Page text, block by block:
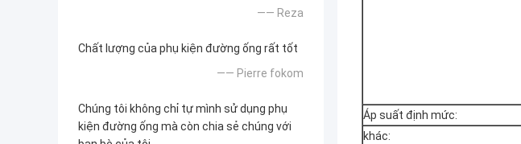
—— Reza
Chất lượng của phụ kiện đường ống rất tốt
—— Pierre fokom
Chúng tôi không chỉ tự mình sử dụng phụ
kiện đường ống mà còn chia sẻ chúng với
Áp suất định mức:
khác: